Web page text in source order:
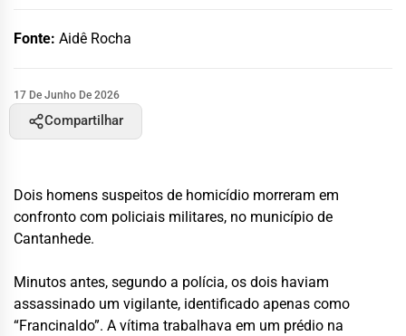
Fonte: Aidê Rocha
17 De Junho De 2026
Compartilhar
Dois homens suspeitos de homicídio morreram em
confronto com policiais militares, no município de
Cantanhede.
Minutos antes, segundo a polícia, os dois haviam
assassinado um vigilante, identificado apenas como
“Francinaldo”. A vítima trabalhava em um prédio na